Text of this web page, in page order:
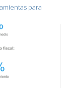
para